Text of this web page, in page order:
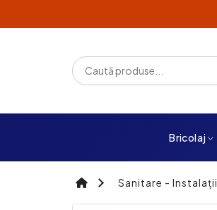
Bricolaj
Sanitare - Instalații